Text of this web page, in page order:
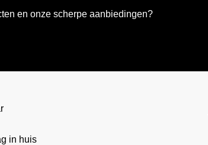
en onze scherpe aanbiedingen?
in huis